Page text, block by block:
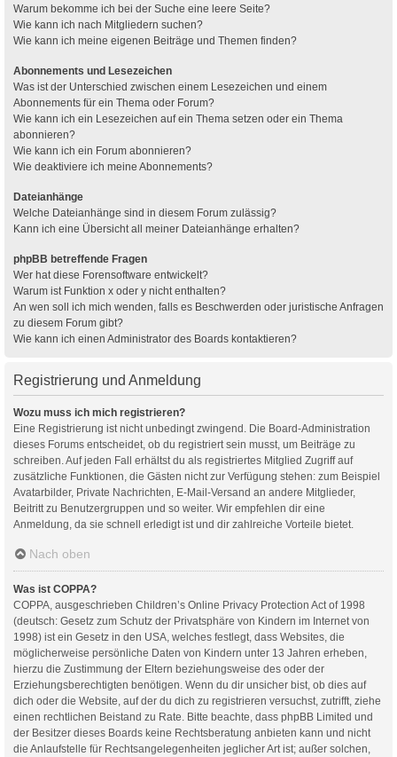
Warum bekomme ich bei der Suche eine leere Seite?
Wie kann ich nach Mitgliedern suchen?
Wie kann ich meine eigenen Beiträge und Themen finden?
Abonnements und Lesezeichen
Was ist der Unterschied zwischen einem Lesezeichen und einem
Abonnements für ein Thema oder Forum?
Wie kann ich ein Lesezeichen auf ein Thema setzen oder ein Thema
abonnieren?
Wie kann ich ein Forum abonnieren?
Wie deaktiviere ich meine Abonnements?
Dateianhänge
Welche Dateianhänge sind in diesem Forum zulässig?
Kann ich eine Übersicht all meiner Dateianhänge erhalten?
phpBB betreffende Fragen
Wer hat diese Forensoftware entwickelt?
Warum ist Funktion x oder y nicht enthalten?
An wen soll ich mich wenden, falls es Beschwerden oder juristische Anfragen
zu diesem Forum gibt?
Wie kann ich einen Administrator des Boards kontaktieren?
Registrierung und Anmeldung
Wozu muss ich mich registrieren?
Eine Registrierung ist nicht unbedingt zwingend. Die Board-Administration
dieses Forums entscheidet, ob du registriert sein musst, um Beiträge zu
schreiben. Auf jeden Fall erhältst du als registriertes Mitglied Zugriff auf
zusätzliche Funktionen, die Gästen nicht zur Verfügung stehen: zum Beispiel
Avatarbilder, Private Nachrichten, E-Mail-Versand an andere Mitglieder,
Beitritt zu Benutzergruppen und so weiter. Wir empfehlen dir eine
Anmeldung, da sie schnell erledigt ist und dir zahlreiche Vorteile bietet.
Nach oben
Was ist COPPA?
COPPA, ausgeschrieben Children’s Online Privacy Protection Act of 1998
(deutsch: Gesetz zum Schutz der Privatsphäre von Kindern im Internet von
1998) ist ein Gesetz in den USA, welches festlegt, dass Websites, die
möglicherweise persönliche Daten von Kindern unter 13 Jahren erheben,
hierzu die Zustimmung der Eltern beziehungsweise des oder der
Erziehungsberechtigten benötigen. Wenn du dir unsicher bist, ob dies auf
dich oder die Website, auf der du dich zu registrieren versuchst, zutrifft, ziehe
einen rechtlichen Beistand zu Rate. Bitte beachte, dass phpBB Limited und
der Besitzer dieses Boards keine Rechtsberatung anbieten kann und nicht
die Anlaufstelle für Rechtsangelegenheiten jeglicher Art ist; außer solchen,